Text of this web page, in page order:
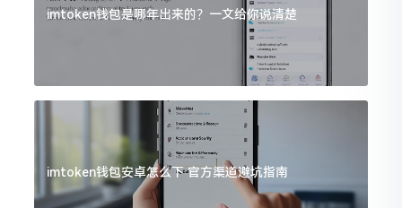
imtoken钱包是哪年出来的？一文给你说清楚
imtoken钱包安卓怎么下 官方渠道避坑指南